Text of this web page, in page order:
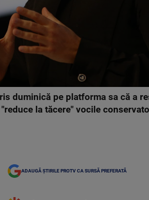
duminică pe platforma sa că a
la tăcere" vocile
ADAUGĂ ȘTIRILE PROTV CA SURSĂ PREFERATĂ